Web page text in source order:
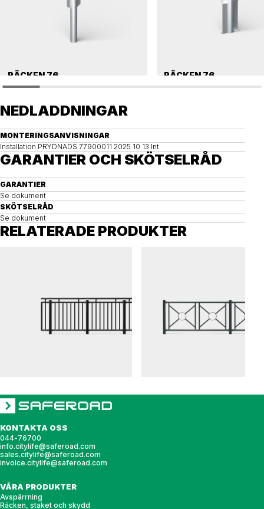
RÄCKEN 76 RÄCKEN 76
NEDLADDNINGAR
MONTERINGSANVISNINGAR
Installation PRYDNADS 77900011 2025 10 13 Int
GARANTIER OCH SKÖTSELRÅD
GARANTIER
Se dokument
SKÖTSELRÅD
Se dokument
RELATERADE PRODUKTER
KONTAKTA OSS
044-76700
info.citylife@saferoad.com
sales.citylife@saferoad.com
invoice.citylife@saferoad.com
VÅRA PRODUKTER
Avspärrning
Räcken, staket och skydd